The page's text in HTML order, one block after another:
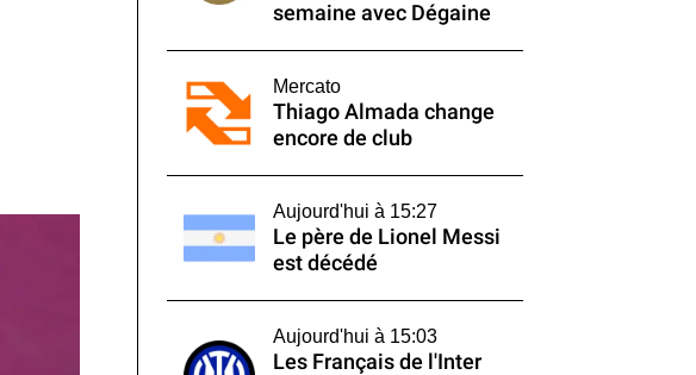
semaine avec Dégaine
Mercato
Thiago Almada change
encore de club
Aujourd'hui à 15:27
Le père de Lionel Messi
est décédé
Aujourd'hui à 15:03
Les Français de l'Inter